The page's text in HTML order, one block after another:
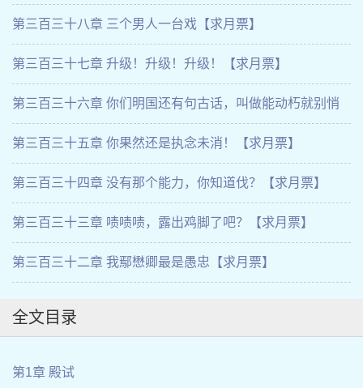
第三百三十八章 三个男人一台戏【求月票】
第三百三十七章 升级！升级！升级！【求月票】
第三百三十六章 你们明国还有句古话，叫做能动朽就别悄
悄！【求月票】
第三百三十五章 你果然还是执念未消！【求月票】
第三百三十四章 没有那个能力，你知道伐？【求月票】
第三百三十三章 啧啧啧，露出鸡脚了吧？【求月票】
第三百三十二章 我鄢懋卿最是愚忠【求月票】
全文目录
第1章 殿试